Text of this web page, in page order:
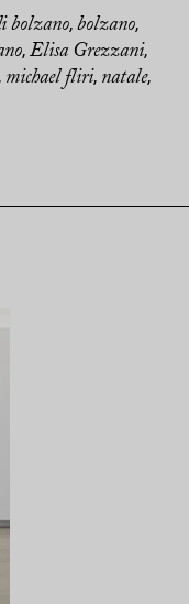
bolzano, bolzano,
, Elisa Grezzani,
michael fliri, natale,